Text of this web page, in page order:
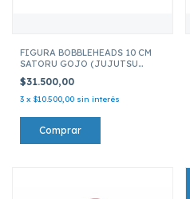
FIGURA BOBBLEHEADS 10 CM
SATORU GOJO (JUJUTSU
$31.500,00
3 x $10.500,00 sin interés